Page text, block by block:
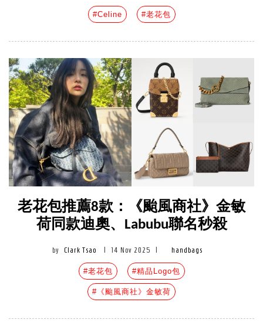
#Celine #老花包
老花包推薦8款：《颱風商社》金敏
荷同款迪奧、Labubu聯名秒殺
by Clark Tsao 14 Nov 2025 handbags
#老花包 #精品Logo包
#《颱風商社》金敏荷